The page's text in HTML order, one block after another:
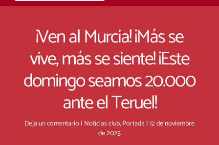
¡Ven al Murcia! ¡Más se
vive, más se siente! ¡Este
domingo seamos 20.000
ante el Teruel!
Deja un comentario | Noticias club,Portada |12 de noviembre
de 2025